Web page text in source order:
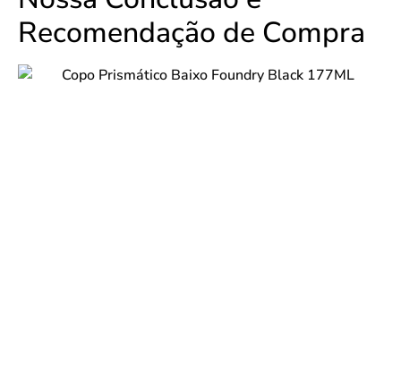
Recomendação de Compra